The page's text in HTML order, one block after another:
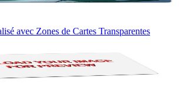
avec Zones de Cartes Transparentes